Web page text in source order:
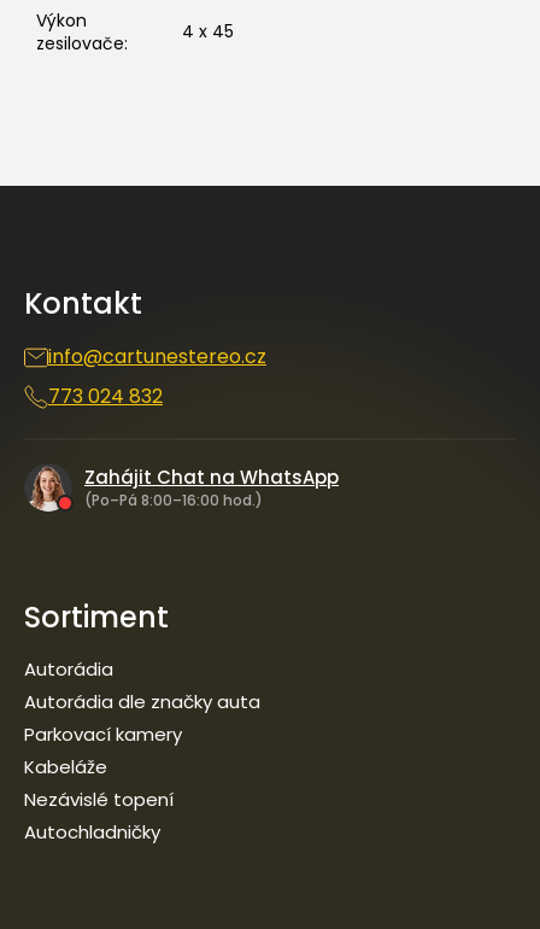
Výkon
zesilovače: 4 x 45
Kontakt
info@cartunestereo.cz
773 024 832
Zahájit Chat na WhatsApp
(Po–Pá 8:00–16:00 hod.)
Sortiment
Autorádia
Autorádia dle značky auta
Parkovací kamery
Kabeláže
Nezávislé topení
Autochladničky